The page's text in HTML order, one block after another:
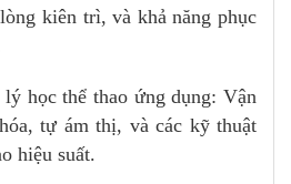
kiên trì, và khả năng phục
học thể thao ứng dụng: Vận
tự ám thị, và các kỹ thuật
hiệu suất.